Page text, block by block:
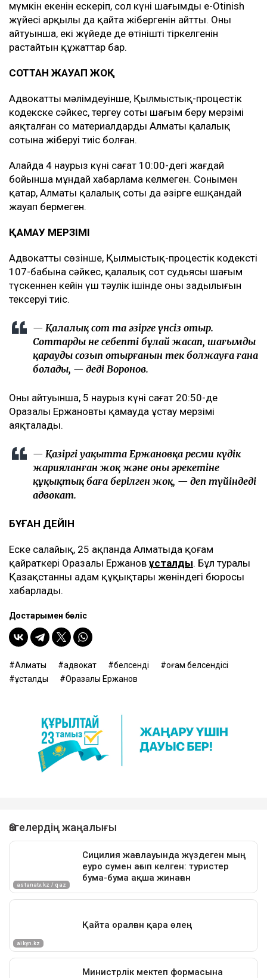
мүмкін екенін ескеріп, сол күні шағымды e-Otinish
жүйесі арқылы да қайта жібергенін айтты. Оның
айтуынша, екі жүйеде де өтініштің тіркелгенін
растайтын құжаттар бар.
СОТТАН ЖАУАП ЖОҚ
Адвокаттың мәлімдеуінше, Қылмыстық-процестік
кодекске сәйкес, тергеу соты шағым беру мерзімі
аяқталған соң материалдарды Алматы қалалық
сотына жіберуі тиіс болған.
Алайда 4 наурыз күні сағат 10:00-дегі жағдай
бойынша мұндай хабарлама келмеген. Сонымен
қатар, Алматы қалалық соты да әзірге ешқандай
жауап бермеген.
ҚАМАУ МЕРЗІМІ
Адвокаттың сөзінше, Қылмыстық-процестік кодекстің
107-бабына сәйкес, қалалық сот судьясы шағым
түскеннен кейін үш тәулік ішінде оның заңдылығын
тексеруі тиіс.
— Қалалық сот та әзірге үнсіз отыр.
Соттардың не себепті бұлай жасап, шағымды
қарауды созып отырғанын тек болжауға ғана
болады, — деді Воронов.
Оның айтуынша, 5 наурыз күні сағат 20:50-де
Оразалы Ержановтың қамауда ұстау мерзімі
аяқталады.
— Қазіргі уақытта Ержановқа ресми күдік
жарияланған жоқ және оның әрекетіне
құқықтық баға берілген жоқ, — деп түйіндеді
адвокат.
БҰҒАН ДЕЙІН
Еске салайық, 25 ақпанда Алматыда қоғам
қайраткері Оразалы Ержанов ұсталды. Бұл туралы
Қазақстанның адам құқықтары жөніндегі бюросы
хабарлады.
Достарыңмен бөліс
Алматы адвокат белсенді
Қоғам белсендісі
ұсталды
Оразалы Ержанов